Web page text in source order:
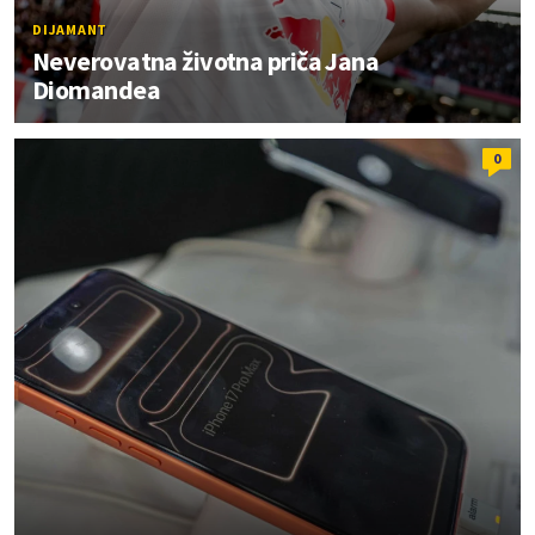
DIJAMANT
Neverovatna životna priča Jana
Diomandea
0